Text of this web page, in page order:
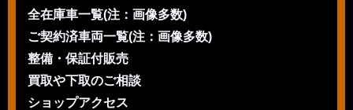
全在庫車一覧(注：画像多数)
ご契約済車両一覧(注：画像多数)
整備・保証付販売
買取や下取のご相談
ショップアクセス